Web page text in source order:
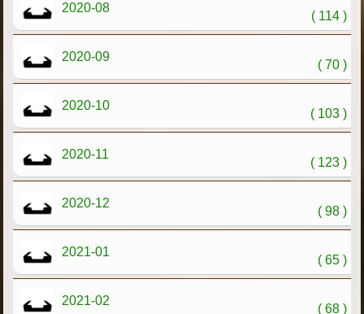
2020-08
( 114 )
2020-09
( 70 )
2020-10
( 103 )
2020-11
( 123 )
2020-12
( 98 )
2021-01
( 65 )
2021-02
( 68 )